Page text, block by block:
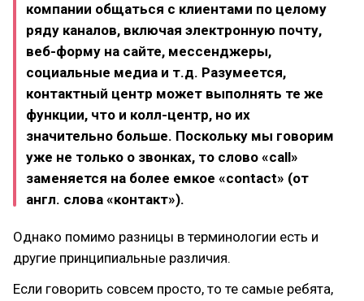
компании общаться с клиентами по целому
ряду каналов, включая электронную почту,
веб-форму на сайте, мессенджеры,
социальные медиа и т.д. Разумеется,
контактный центр может выполнять те же
функции, что и колл-центр, но их
значительно больше. Поскольку мы говорим
уже не только о звонках, то слово «call»
заменяется на более емкое «contact» (от
англ. слова «контакт»).
Однако помимо разницы в терминологии есть и
другие принципиальные различия.
Если говорить совсем просто, то те самые ребята,